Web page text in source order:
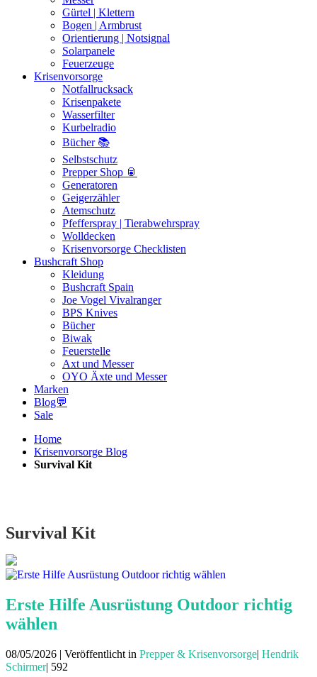
Gürtel | Klettern
Bogen | Armbrust
Orientierung | Notsignal
Solarpanele
Feuerzeuge
Krisenvorsorge
Notfallrucksack
Krisenpakete
Wasserfilter
Kurbelradio
Bücher 📚
Selbstschutz
Prepper Shop 🥫
Generatoren
Geigerzähler
Atemschutz
Pfefferspray | Tierabwehrspray
Wolldecken
Krisenvorsorge Checklisten
Bushcraft Shop
Kleidung
Bushcraft Spain
Joe Vogel Vivalranger
BPS Knives
Bücher
Biwak
Feuerstelle
Axt und Messer
OYO Äxte und Messer
Marken
Blog💬
Sale
Home
Krisenvorsorge Blog
Survival Kit
Survival Kit
Erste Hilfe Ausrüstung Outdoor richtig
wählen
08/05/2026 | Veröffentlicht in Prepper & Krisenvorsorge| Hendrik
Schirmer| 592